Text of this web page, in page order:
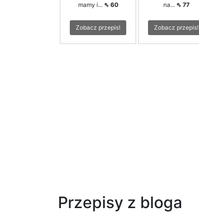
mamy i... ⇖ 60
Zobacz przepis!
na... ⇖ 77
Zobacz przepis!
Przepisy z bloga